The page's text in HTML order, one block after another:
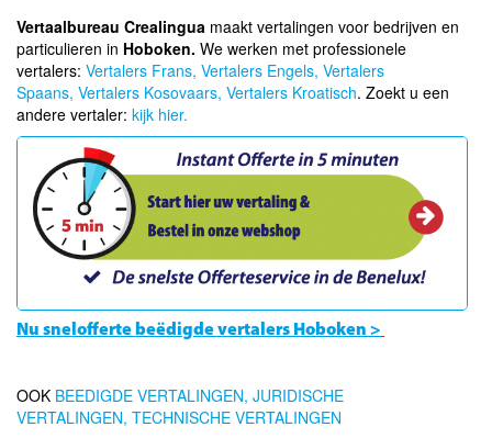
Vertaalbureau Crealingua maakt vertalingen voor bedrijven en
particulieren in Hoboken. We werken met professionele
vertalers: Vertalers Frans, Vertalers Engels, Vertalers
Spaans, Vertalers Kosovaars, Vertalers Kroatisch. Zoekt u een
andere vertaler: kijk hier.
Nu snelofferte beëdigde vertalers Hoboken >
OOK BEEDIGDE VERTALINGEN, JURIDISCHE
VERTALINGEN, TECHNISCHE VERTALINGEN